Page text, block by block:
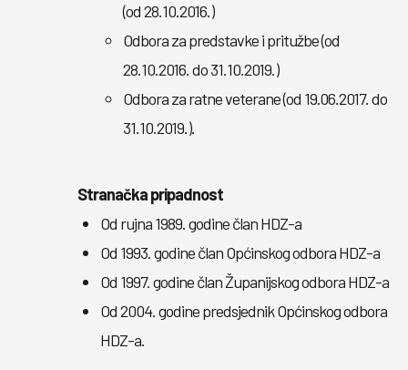
(od 28.10.2016.)
Odbora za predstavke i pritužbe (od
28.10.2016. do 31.10.2019.)
Odbora za ratne veterane (od 19.06.2017. do
31.10.2019.).
Stranačka pripadnost
Od rujna 1989. godine član HDZ-a
Od 1993. godine član Općinskog odbora HDZ-a
Od 1997. godine član Županijskog odbora HDZ-a
Od 2004. godine predsjednik Općinskog odbora
HDZ-a.